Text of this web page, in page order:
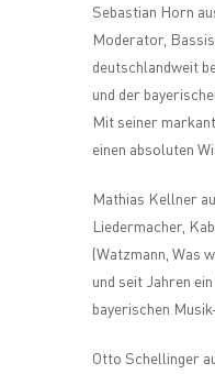
Sebastian Horn
Moderator,
deutschlandweit
und der
Mit seiner
einen absoluten
Mathias Kellner
Liedermacher,
(Watzmann, Was
und seit Jahren
bayerischen
Otto Schellinger